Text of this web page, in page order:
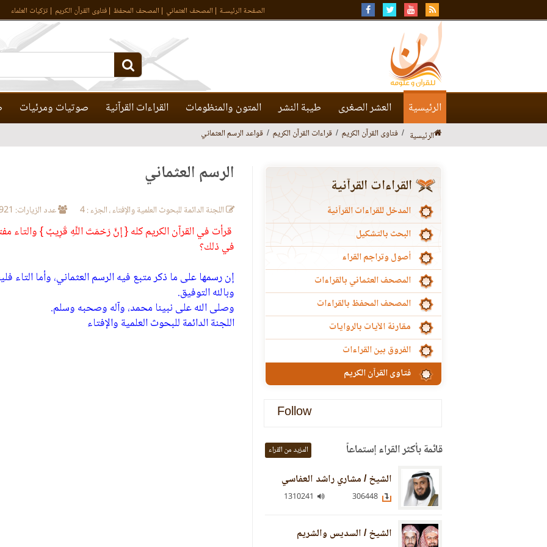
الصفحة الرئيسـة المصحف العثماني المصحف المحفظ فتاوى القرآن الكريم تزكيات العلماء
الرئيسية العشر الصغرى طيبة النشر المتون والمنظومات القراءات القرآنية صوتيات ومرئيات
الرئيسية فتاوى القرآن الكريم قراءات القرآن الكريم قواعد الرسم العثماني
الرسم العثماني
اللجنة الدائمة للبحوث العلمية والإفتاء ، الجزء : 4 عدد الزيارات: 18921
قرأت في القرآن الكريم كله { إِنَّ رَحْمَتَ اللَّهِ قَرِيبٌ } والتاء
في ذلك؟
إن رسمها على ما ذكر متبع فيه الرسم العثماني، وأما التاء
وبالله التوفيق.
وصلى الله على نبينا محمد، وآله وصحبه وسلم.
اللجنة الدائمة للبحوث العلمية والإفتاء
القراءات القرآنية
المدخل للقراءات القرآنية
البحث بالتشكيل
أصول وتراجم القراء
المصحف العثماني بالقراءات
المصحف المحفظ بالقراءات
مقارنة الآيات بالروايات
الفروق بين القراءات
فتاوى القرآن الكريم
Follow
قائمة بأكثر القراء إستماعاً المزيد من القراء
الشيخ / مشاري راشد العفاسي
الشيخ / السديس والشريم